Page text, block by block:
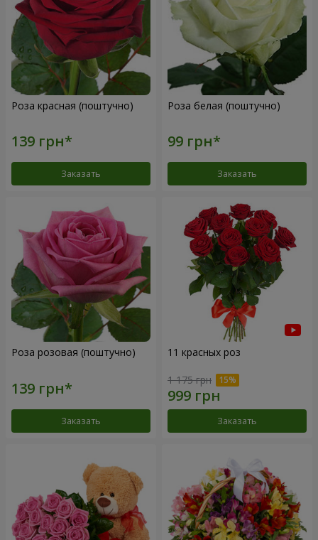
Роза красная (поштучно)
Заказать
Роза белая (поштучно)
Заказать
Роза розовая (поштучно)
Заказать
11 красных роз
1 175 грн
Заказать